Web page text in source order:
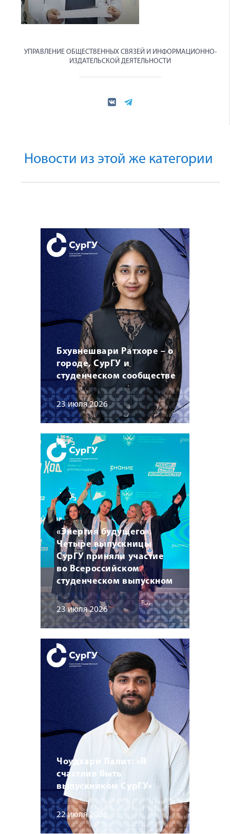
УПРАВЛЕНИЕ ОБЩЕСТВЕННЫХ СВЯЗЕЙ И ИНФОРМАЦИОННО-
ИЗДАТЕЛЬСКОЙ ДЕЯТЕЛЬНОСТИ
Новости из этой же категории
Бхувнешвари Ратхоре – о
городе, СурГУ и
студенческом сообществе
23 июля 2026
«Энергия будущего».
Четыре выпускницы
СурГУ приняли участие
во Всероссийском
студенческом выпускном
23 июля 2026
Чоудхари Лалит: «Я
счастлив быть
выпускником СурГУ»
22 июля 2026